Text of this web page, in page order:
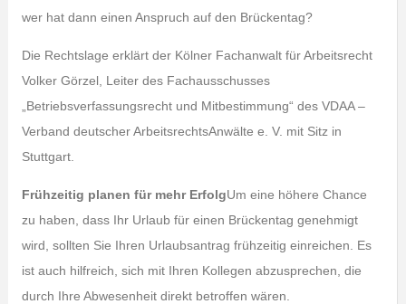
wer hat dann einen Anspruch auf den Brückentag?
Die Rechtslage erklärt der Kölner Fachanwalt für Arbeitsrecht
Volker Görzel, Leiter des Fachausschusses
„Betriebsverfassungsrecht und Mitbestimmung“ des VDAA –
Verband deutscher ArbeitsrechtsAnwälte e. V. mit Sitz in
Stuttgart.
Frühzeitig planen für mehr ErfolgUm eine höhere Chance
zu haben, dass Ihr Urlaub für einen Brückentag genehmigt
wird, sollten Sie Ihren Urlaubsantrag frühzeitig einreichen. Es
ist auch hilfreich, sich mit Ihren Kollegen abzusprechen, die
durch Ihre Abwesenheit direkt betroffen wären.